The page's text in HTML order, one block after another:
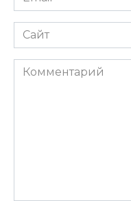
*
Сайт
Комментарий